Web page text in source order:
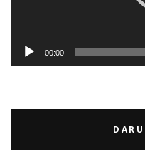
00:00